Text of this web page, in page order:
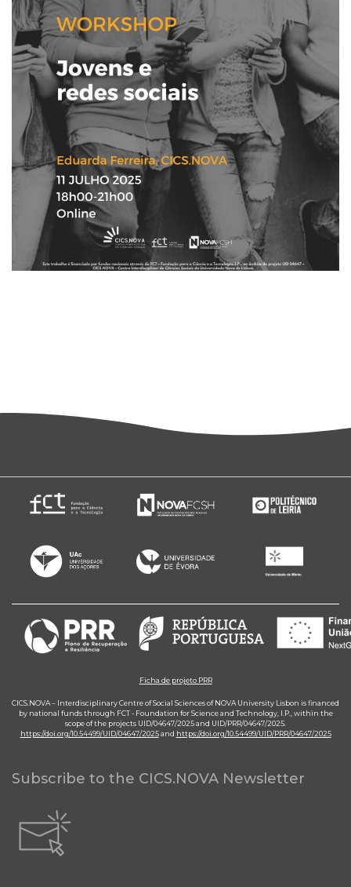
Ficha de projeto PRR
CICS.NOVA – Interdisciplinary Centre of Social Sciences of NOVA University Lisbon is financed
by national funds through FCT - Foundation for Science and Technology, I.P., within the
scope of the projects UID/04647/2025 and UID/PRR/04647/2025.
https://doi.org/10.54499/UID/04647/2025and https://doi.org/10.54499/UID/PRR/04647/2025
Subscribe to the CICS.NOVA Newsletter